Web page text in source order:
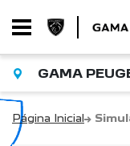
GAMA
Página Inicial